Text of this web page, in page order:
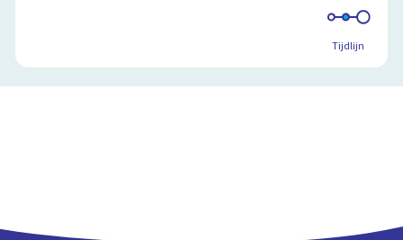
Tijdlijn